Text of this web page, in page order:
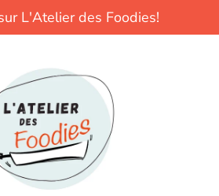
L'Atelier des Foodies!